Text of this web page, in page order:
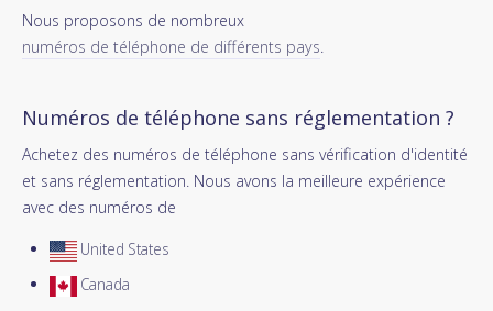
Nous proposons de nombreux
numéros de téléphone de différents pays.
Numéros de téléphone sans réglementation ?
Achetez des numéros de téléphone sans vérification d'identité
et sans réglementation. Nous avons la meilleure expérience
avec des numéros de
United States
Canada